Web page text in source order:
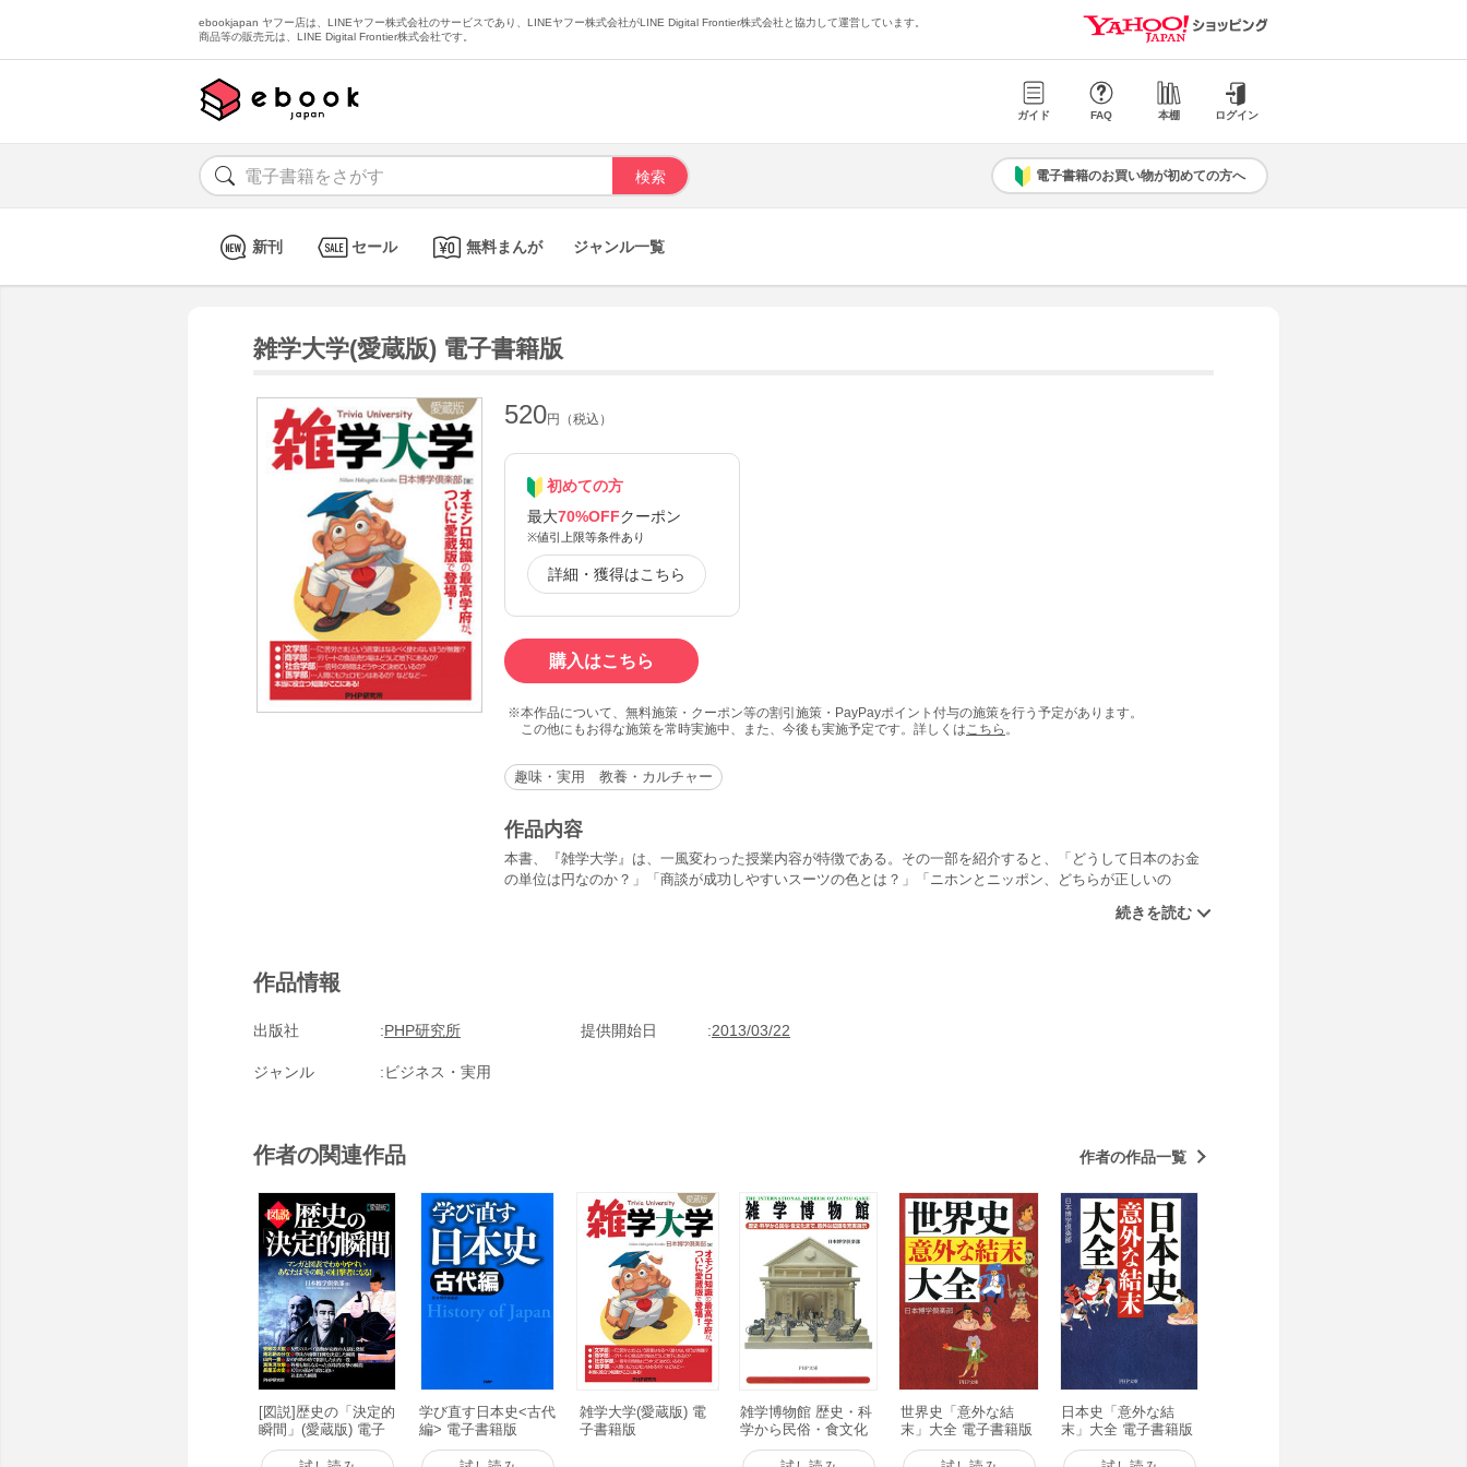
ebookjapan ヤフー店は、LINEヤフー株式会社のサービスであり、LINEヤフー株式会社がLINE Digital Frontier株式会社と協力して運営しています。
商品等の販売元は、LINE Digital Frontier株式会社です。
ガイド FAQ 本棚 ログイン
電子書籍のお買い物が初めての方へ
新刊 セール 無料まんが ジャンル一覧
雑学大学(愛蔵版) 電子書籍版
520円（税込）
初めての方
最大70%OFFクーポン
※値引上限等条件あり
詳細・獲得はこちら
購入はこちら
本作品について、無料施策・クーポン等の割引施策・PayPayポイント付与の施策を行う予定があります。
この他にもお得な施策を常時実施中、また、今後も実施予定です。詳しくは こちら 。
趣味・実用 教養・カルチャー
作品内容
本書、『雑学大学』は、一風変わった授業内容が特徴である。その一部を紹介すると、「どうして日本のお金
の単位は円なのか？」「商談が成功しやすいスーツの色とは？」「ニホンとニッポン、どちらが正しいの
答えられるだろうか。このような、ふだん気にもとめないような問題でも、よくよく考えるとわからない、ま
作品情報
出版社 PHP研究所 提供開始日 2013/03/22
ジャンル ビジネス・実用
作者の関連作品 作者の作品一覧
[図説]歴史の「決定的
瞬間」(愛蔵版) 電子
書籍版
学び直す日本史<古代
編> 電子書籍版
雑学大学(愛蔵版) 電
子書籍版
雑学博物館 歴史・科
学から民俗・食文化
まで、意外な知識を
世界史「意外な結
末」大全 電子書籍版
日本史「意外な結
末」大全 電子書籍版